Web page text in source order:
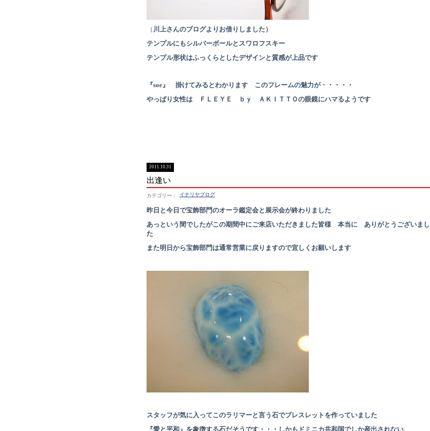
（ 川上さんのブログよりお借りしました）
テンプルにもシルバーボールとスワロフスキー
テンプル形状はふっくらとしたデザインと質感が上品です
『soe』 掛けてみるとわかります このフレームの魅力が・・・・・
やっぱり女性は ＦＬＥＹＥ ｂｙ ＡＫＩＴＴＯの眼鏡にハマるようです
出逢い
2011.10.31
イナリヤブログ
昨日と今日で宝飾部門のオーラ鑑定会と展示会が終わりました
あっという間でしたがこの期間中にご来店いただきました皆様 本当に ありがとうございまし
た
また明日から宝飾部門は通常営業に戻りますので宜しくお願いします
スタッフが気に入ってこのラリマーと言う石でブレスレットを作っていました
『愛と平和』を象徴する石だそうです・・・しかもドミニカ共和国でしか産出されない